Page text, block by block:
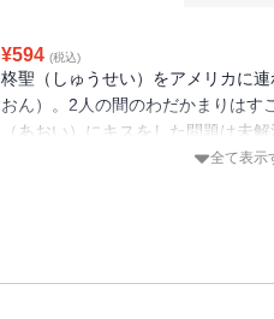
¥594 (税込)
柊聖（しゅうせい）をアメリカに
おん）。2人の間のわだかまりはす
（あおい）にキスをした問題は未
は…？ 葵と柊聖のラブ同居も、
全て表示